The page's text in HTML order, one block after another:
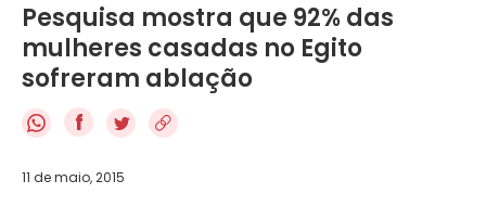
Pesquisa mostra que 92% das
mulheres casadas no Egito
sofreram ablação
f
11 de maio, 2015